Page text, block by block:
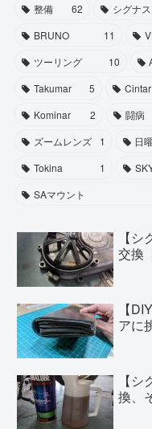
整備 62 シグナス
BRUNO
11
ツーリング
10
Takumar
5 Cintar
Kominar
2 闘病
ズームレンズ
1 日
Tokina
1
SAマウント
【
交換
【
アに
【
換、